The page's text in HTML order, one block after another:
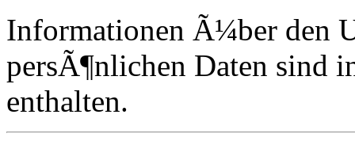
Informationen Ã¼ber den
persÃ¶nlichen Daten sind
enthalten.